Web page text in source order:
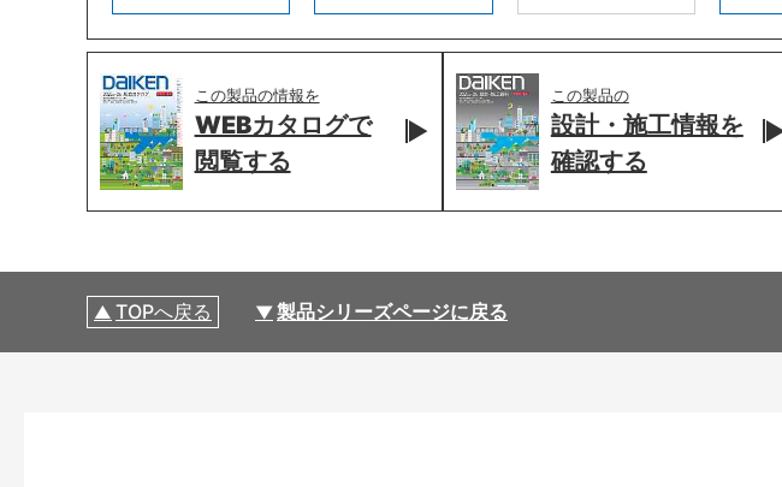
この製品の情報を
WEBカタログで
閲覧する
この製品の
設計・施工情報を
確認する
TOPへ戻る 製品シリーズページに戻る